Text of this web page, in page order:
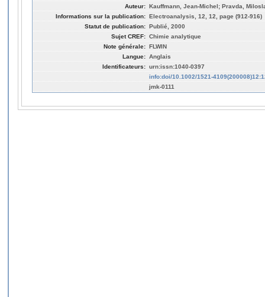
Auteur: Kauffmann, Jean-Michel; Pravda,
Informations sur la publication: Electroanalysis, 12, 12, page (912-916)
Statut de publication: Publié, 2000
Sujet CREF: Chimie analytique
Note générale: FLWIN
Langue: Anglais
Identificateurs: urn:issn:1040-0397
info:doi/10.1002/1521-
jmk-0111